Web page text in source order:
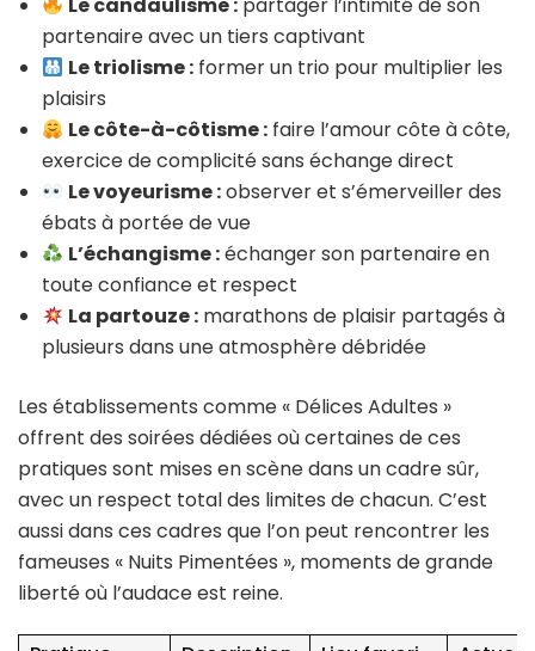
partenaire avec un tiers captivant
Le triolisme : former un trio pour multiplier les
plaisirs
Le côte-à-côtisme : faire l’amour côte à côte,
exercice de complicité sans échange direct
Le voyeurisme :observer et s’émerveiller des
ébats à portée de vue
L’échangisme :échanger son partenaire en
toute confiance et respect
La partouze : marathons de plaisir partagés à
plusieurs dans une atmosphère débridée
Les établissements comme « Délices Adultes »
offrent des soirées dédiées où certaines de ces
pratiques sont mises en scène dans un cadre sûr,
avec un respect total des limites de chacun. C’est
aussi dans ces cadres que l’on peut rencontrer les
fameuses « Nuits Pimentées », moments de grande
liberté où l’audace est reine.